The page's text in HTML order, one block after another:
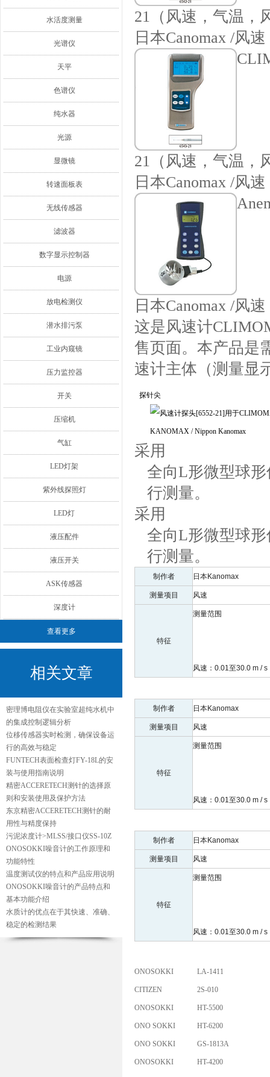
水活度测量
光谱仪
天平
色谱仪
纯水器
光源
显微镜
转速面板表
无线传感器
滤波器
数字显示控制器
电源
放电检测仪
潜水排污泵
工业内窥镜
压力监控器
开关
压缩机
气缸
LED灯架
紫外线探照灯
LED灯
液压配件
液压开关
ASK传感器
深度计
查看更多
相关文章
密理博电阻仪在实验室超纯水机中
的集成控制逻辑分析
位移传感器实时检测，确保设备运
行的高效与稳定
FUNTECH表面检查灯FY-18L的安
装与使用指南说明
精密ACCERETECH测针的选择原
则和安装使用及保护方法
东京精密ACCERETECH测针的耐
用性与精度保持
污泥浓度计>MLSS/接口仪SS-10Z
ONOSOKKI噪音计的工作原理和
功能特性
温度测试仪的特点和产品应用说明
ONOSOKKI噪音计的产品特点和
基本功能介绍
水质计的优点在于其快速、准确、
稳定的检测结果
21（风速，气温，
日本Canomax /风速
21（风速，气温，
日本Canomax /风速
日本Canomax /风速
这是风速计
售页面。本产品是
速计主体（测量显
探针尖
采用
全向L形微型球
行测量。
采用
全向L形微型球
行测量。
制作者 日本Kanomax
测量项目 风速
特征
测量范围
风速：0.01至30.0 m / s
制作者 日本Kanomax
测量项目 风速
特征
测量范围
风速：0.01至30.0 m / s
制作者 日本Kanomax
测量项目 风速
特征
测量范围
风速：0.01至30.0 m / s
ONOSOKKI LA-1411
CITIZEN 2S-010
ONOSOKKI HT-5500
ONO SOKKI HT-6200
ONO SOKKI GS-1813A
ONOSOKKI HT-4200